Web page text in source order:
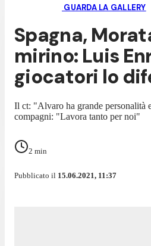
GUARDA LA GALLERY
Spagna,
mirino: Luis
giocatori lo
Il ct: "Alvaro ha grande personalità
compagni: "Lavora tanto per noi"
2 min
Pubblicato il 15.06.2021, 11:37